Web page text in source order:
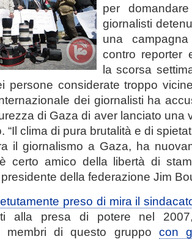
per
giornalisti
una
contro reporter
la scorsa
persone considerate troppo
dei giornalisti ha
di Gaza di aver lanciato una
“Il clima di pura brutalità e di
il giornalismo a Gaza, ha
certo amico della libertà di
della federazione Jim
preso di mira il
alla presa di potere nel
membri di questo gruppo con